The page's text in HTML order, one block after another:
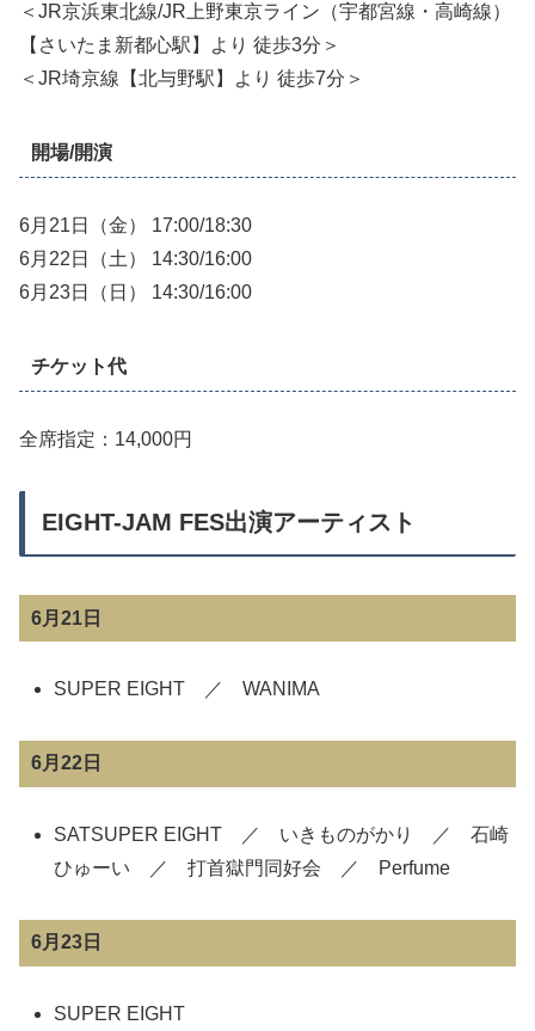
＜JR京浜東北線/JR上野東京ライン（宇都宮線・高崎線）
【さいたま新都心駅】より 徒歩3分＞
＜JR埼京線【北与野駅】より 徒歩7分＞
開場/開演
6月21日（金） 17:00/18:30
6月22日（土） 14:30/16:00
6月23日（日） 14:30/16:00
チケット代
全席指定：14,000円
EIGHT-JAM FES出演アーティスト
6月21日
SUPER EIGHT ／ WANIMA
6月22日
SATSUPER EIGHT ／ いきものがかり ／ 石崎
ひゅーい ／ 打首獄門同好会 ／ Perfume
6月23日
SUPER EIGHT